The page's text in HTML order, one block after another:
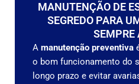
MANUTENÇÃO DE
SEGREDO PARA
SEMPRE
A manutenção preventiva
o bom funcionamento do
longo prazo e evitar